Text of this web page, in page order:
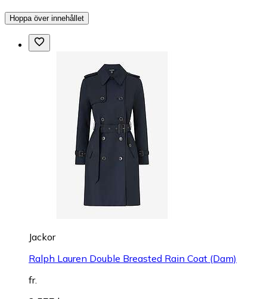
Hoppa över innehållet
Jackor
Ralph Lauren Double Breasted Rain Coat (Dam)
fr.